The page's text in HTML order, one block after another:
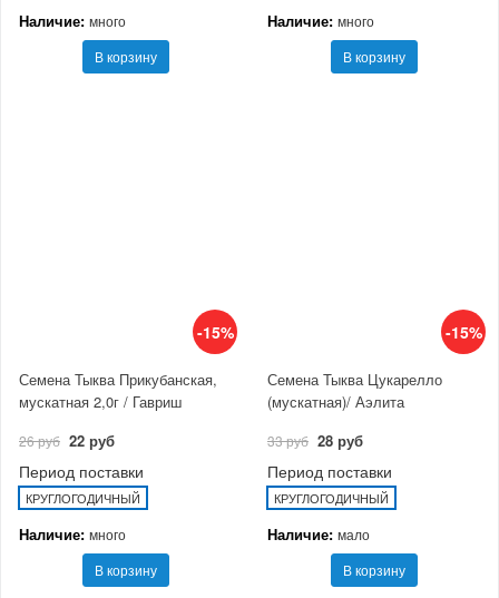
Наличие: много
В корзину
Наличие: много
В корзину
-15%
Семена Тыква Прикубанская,
мускатная 2,0г / Гавриш
26 руб 22 руб
Период поставки
КРУГЛОГОДИЧНЫЙ
Наличие: много
В корзину
-15%
Семена Тыква Цукарелло
(мускатная)/ Аэлита
33 руб 28 руб
Период поставки
КРУГЛОГОДИЧНЫЙ
Наличие: мало
В корзину